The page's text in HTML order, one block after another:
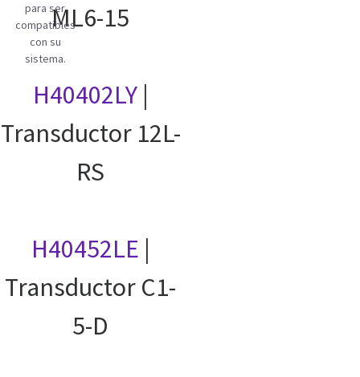
para ser
compatibles
con su
sistema.
ML6-15
H40402LY|
Transductor 12L-
RS
H40452LE |
Transductor C1-
5-D